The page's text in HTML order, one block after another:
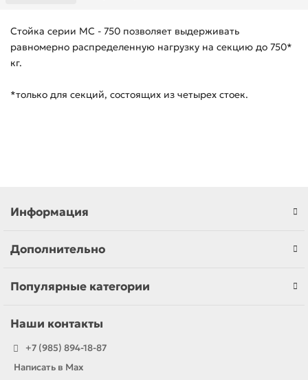
Стойка серии МС - 750 позволяет выдерживать
равномерно распределенную нагрузку на секцию до 750*
кг.
*только для секций, состоящих из четырех стоек.
Информация
Дополнительно
Популярные категории
Наши контакты
+7 (985) 894-18-87
Написать в Max